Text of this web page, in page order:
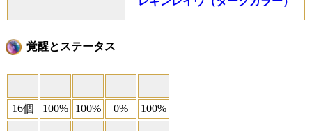
覚醒とステータス
16個 100% 100% 0% 100%